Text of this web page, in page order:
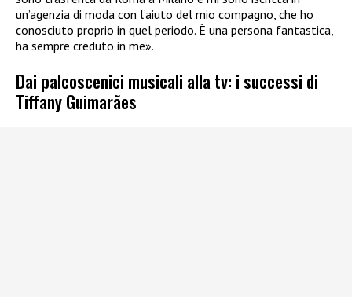
un’agenzia di moda con l’aiuto del mio compagno, che ho
conosciuto proprio in quel periodo. È una persona fantastica,
ha sempre creduto in me».
Dai palcoscenici musicali alla tv: i successi di
Tiffany Guimarães